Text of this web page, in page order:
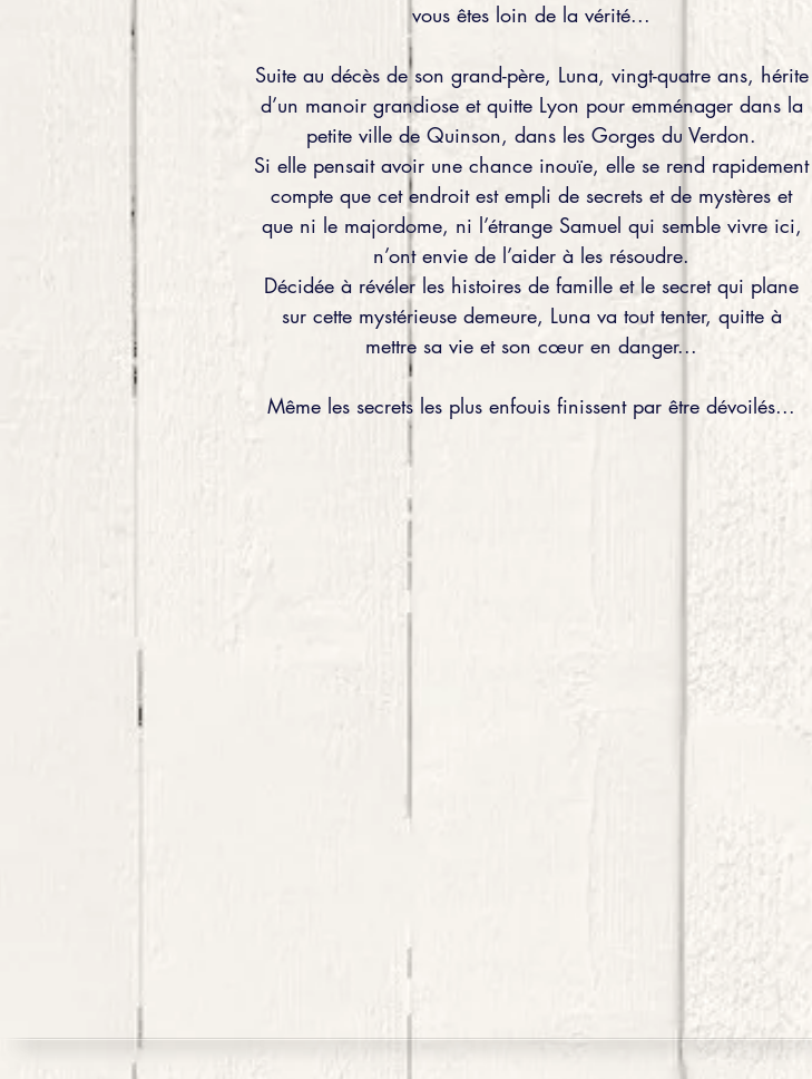
vous êtes loin de la vérité...
Suite au décès de son grand-père, Luna, vingt-quatre ans, hérite
d’un manoir grandiose et quitte Lyon pour emménager dans la
petite ville de Quinson, dans les Gorges du Verdon.
Si elle pensait avoir une chance inouïe, elle se rend rapidement
compte que cet endroit est empli de secrets et de mystères et
que ni le majordome, ni l’étrange Samuel qui semble vivre ici,
n’ont envie de l’aider à les résoudre.
Décidée à révéler les histoires de famille et le secret qui plane
sur cette mystérieuse demeure, Luna va tout tenter, quitte à
mettre sa vie et son cœur en danger...
Même les secrets les plus enfouis finissent par être dévoilés...